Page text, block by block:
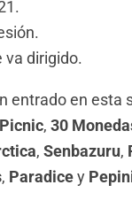
va dirigido.
entrado en
Picnic, 30
, Senbazuru,
, Paradicey